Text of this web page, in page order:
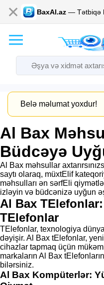
✕ BaxAl.az — Tətbiqə
Belə məlumat yoxdur!
Al Bax
Büdcəyə
Al Bax məhsullar
saytı olaraq, müxtElif
məhsulları ən sərfEli
izləyin və büdcənizə uyğun
Al Bax
TElefonlar
TElefonlar, texnologiya
dəyişir. Al Bax tElefonlar,
cihazlar tapmaq üçün
markaların Al Bax
bilərsiniz.
Al Bax Kompüterlər: